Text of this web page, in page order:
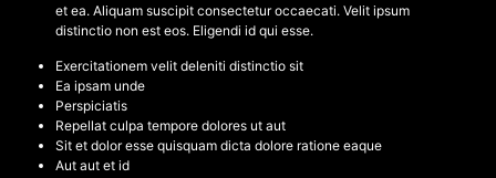
et ea. Aliquam suscipit consectetur occaecati. Velit ipsum
distinctio non est eos. Eligendi id qui esse.
Exercitationem velit deleniti distinctio sit
Ea ipsam unde
Perspiciatis
Repellat culpa tempore dolores ut aut
Sit et dolor esse quisquam dicta dolore ratione eaque
Aut aut et id